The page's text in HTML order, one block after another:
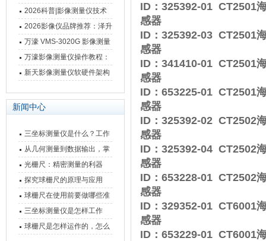
仪万濠数据处理器数显表故
障维修方法
2026科普|影像测量仪技术
原理、分类及选型应用
2026影像仪品牌推荐：泽升
影像测量仪选型指南
万濠 VMS-3020G 影像测量
仪技术规格与应用解析
万濠影像测量仪操作教程：
从开机到出报告，新手也能
新天影像测量仪软硬件架构
新闻中心
三坐标测量仪是什么？工作
原理、分类与核心功能一次
讲清
从几何测量到数据输出，掌
握万濠影像测量仪的六大核
心能力
光栅尺：精密测量的利器
探究球栅尺的原理与应用
球栅尺在使用前要做哪些准
备工作？
三坐标测量仪是怎样工作
的，功能有什么优势？
球栅尺是怎样运作的，怎么
ID：325392-01 CT2501
感器
ID：325392-03 CT2501
感器
ID：341410-01 CT2501
感器
ID：653225-01 CT2501
感器
ID：325392-02 CT2502
感器
ID：325392-04 CT2502
感器
ID：653228-01 CT2502
感器
ID：329352-01 CT6001
感器
ID：653229-01 CT6001